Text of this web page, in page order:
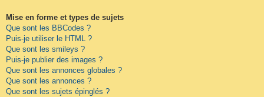
Mise en forme et types de sujets
Que sont les BBCodes ?
Puis-je utiliser le HTML ?
Que sont les smileys ?
Puis-je publier des images ?
Que sont les annonces globales ?
Que sont les annonces ?
Que sont les sujets épinglés ?